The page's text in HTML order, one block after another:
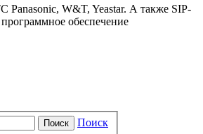
W&T, Yeastar. А также SIP-
обеспечение
Поиск Поиск